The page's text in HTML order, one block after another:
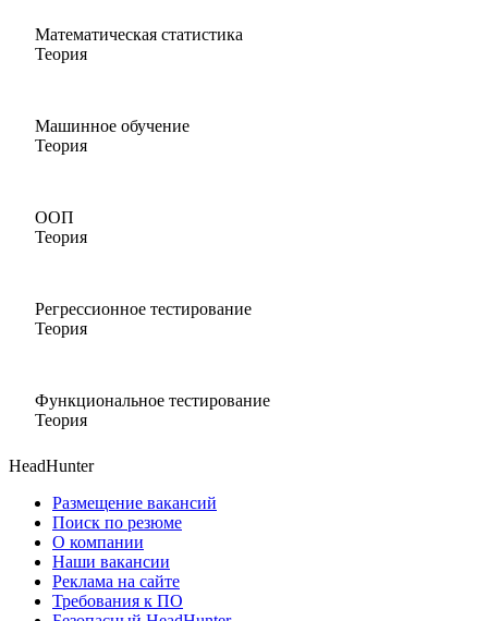
Математическая статистика
Теория
Машинное обучение
Теория
ООП
Теория
Регрессионное тестирование
Теория
Функциональное тестирование
Теория
HeadHunter
Размещение вакансий
Поиск по резюме
О компании
Наши вакансии
Реклама на сайте
Требования к ПО